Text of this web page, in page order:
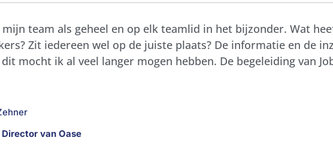
team als geheel en op elk teamlid in het bijzonder. Wat
Zit iedereen wel op de juiste plaats? De informatie en de
mocht ik al veel langer mogen hebben. De begeleiding van
van Oase